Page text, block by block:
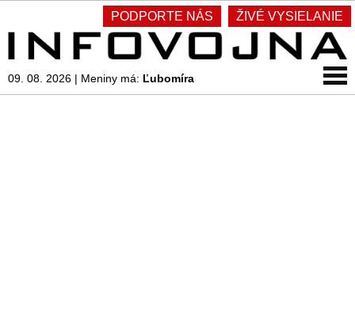
PODPORTE NÁS ŽIVÉ VYSIELANIE
09. 08. 2026 | Meniny má: Ľubomíra